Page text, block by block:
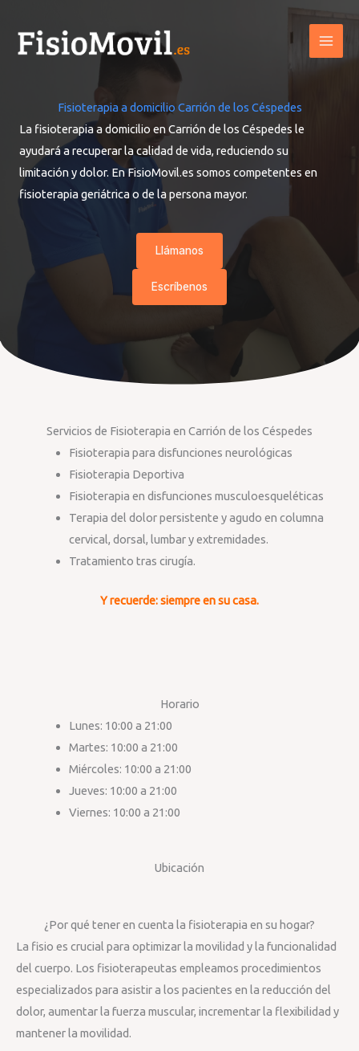
contenido
Fisioterapia a domicilio Carrión de los Céspedes
La fisioterapia a domicilio en Carrión de los Céspedes le
ayudará a recuperar la calidad de vida, reduciendo su
limitación y dolor. En FisioMovil.es somos competentes en
fisioterapia geriátrica o de la persona mayor.
Llámanos
Escríbenos
Servicios de Fisioterapia en Carrión de los Céspedes
Fisioterapia para disfunciones neurológicas
Fisioterapia Deportiva
Fisioterapia en disfunciones musculoesqueléticas
Terapia del dolor persistente y agudo en columna
cervical, dorsal, lumbar y extremidades.
Tratamiento tras cirugía.
Y recuerde: siempre en su casa.
Horario
Lunes: 10:00 a 21:00
Martes: 10:00 a 21:00
Miércoles: 10:00 a 21:00
Jueves: 10:00 a 21:00
Viernes: 10:00 a 21:00
Ubicación
¿Por qué tener en cuenta la fisioterapia en su hogar?
La fisio es crucial para optimizar la movilidad y la funcionalidad
del cuerpo. Los fisioterapeutas empleamos procedimientos
especializados para asistir a los pacientes en la reducción del
dolor, aumentar la fuerza muscular, incrementar la flexibilidad y
mantener la movilidad.